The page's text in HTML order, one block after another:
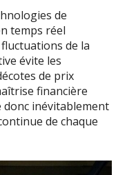
de
temps réel
de la
évite les
de prix
financière
donc inévitablement
de chaque